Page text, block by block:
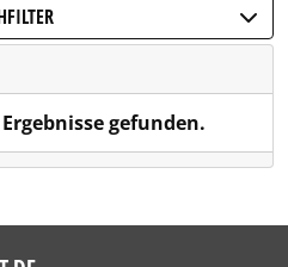
gefunden.